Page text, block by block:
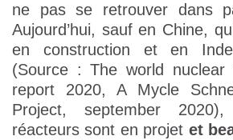
ne pas se retrouver dans
Aujourd’hui, sauf en Chine,
en construction et en
(Source : The world nuclear
report 2020, A Mycle
Project, september
réacteurs sont en projet et